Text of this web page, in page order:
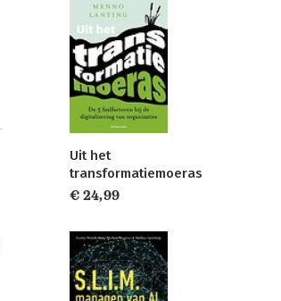
Uit het
transformatiemoeras
€ 24,99